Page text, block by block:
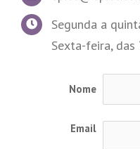
Segunda a
Sexta-feira, das
Nome
Email